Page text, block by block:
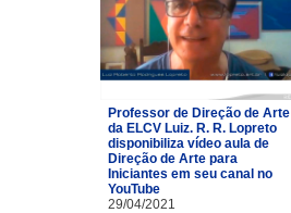
Professor de Direção de Arte
da ELCV Luiz. R. R. Lopreto
disponibiliza vídeo aula de
Direção de Arte para
Iniciantes em seu canal no
YouTube
29/04/2021